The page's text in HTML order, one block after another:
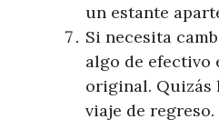
un estante
Si necesita
algo de efectivo
original. Quizás
viaje de regreso.